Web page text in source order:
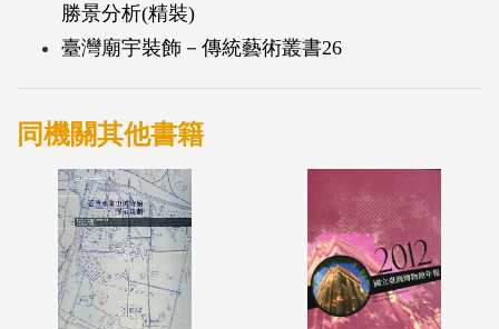
勝景分析(精裝)
臺灣廟宇裝飾－傳統藝術叢書26
同機關其他書籍